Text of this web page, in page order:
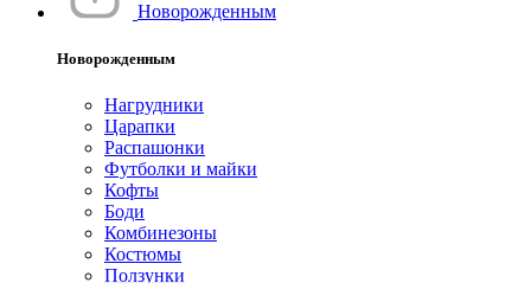
Новорожденным
Новорожденным
Нагрудники
Царапки
Распашонки
Футболки и майки
Кофты
Боди
Комбинезоны
Костюмы
Ползунки